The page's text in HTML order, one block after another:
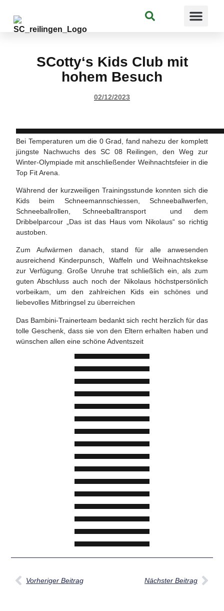
Suchen
SCotty‘s Kids Club mit
hohem Besuch
02/12/2023
Bei Temperaturen um die 0 Grad, fand nahezu der komplett
jüngste Nachwuchs des SC 08 Reilingen, den Weg zur
Winter-Olympiade mit anschließender Weihnachtsfeier in die
Top Fit Arena.
Während der kurzweiligen Trainingsstunde konnten sich die
Kids beim Schneemannschiessen, Schneeballwerfen,
Schneeballrollen, Schneeballtransport und dem
Dribbelparcour „Das ist das Haus vom Nikolaus“ so richtig
austoben.
Zum Aufwärmen danach, stand für alle anwesenden
ausreichend Kinderpunsch, Waffeln und Weihnachtskekse
zur Verfügung. Große Unruhe trat schließlich ein, als zum
guten Abschluss auch noch der Nikolaus höchstpersönlich
vorbeikam, um den zahlreichen Kids ein schönes und
liebevolles Mitbringsel zu überreichen
Das Bambini-Trainerteam bedankt sich recht herzlich für das
tolle Geschenk, dass sie von den Eltern erhalten haben und
wünschen allen eine schöne Adventszeit
Vorheriger Beitrag Nächster Beitrag